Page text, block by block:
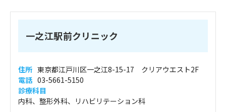
一之江駅前クリニック
住所 東京都江戸川区一之江8-15-17 クリアウエスト2F
電話 03-5661-5150
診療科目
内科、整形外科、リハビリテーション科